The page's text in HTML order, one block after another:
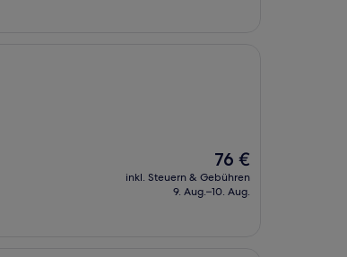
Der
Preis
beträgt
76 €
inkl. Steuern & Gebühren
9. Aug.–10. Aug.